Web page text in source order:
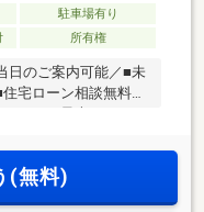
駐車場有り
所有権
日のご案内可能／■未
宅ローン相談無料！
みの弊社にご相談下さ
／オプション工事可
(無料)